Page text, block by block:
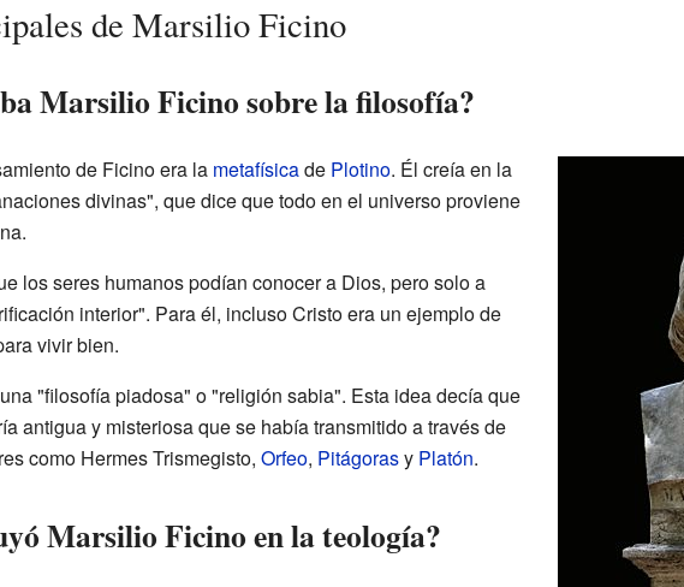
de Marsilio Ficino
Marsilio Ficino sobre la filosofía?
de Ficino era la metafísicade Plotino. Él creía en la
divinas", que dice que todo en el universo proviene
los seres humanos podían conocer a Dios, pero solo a
interior". Para él, incluso Cristo era un ejemplo de
vivir bien.
"filosofía piadosa" o "religión sabia". Esta idea decía que
antigua y misteriosa que se había transmitido a través de
como Hermes Trismegisto, Orfeo, Pitágorasy Platón.
Marsilio Ficino en la teología?